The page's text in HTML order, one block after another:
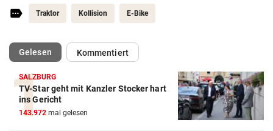
Traktor Kollision E-Bike
Gelesen(ausgewählt)Kommentiert
SALZBURG
TV-Star geht mit Kanzler Stocker hart
ins Gericht
143.972 mal gelesen